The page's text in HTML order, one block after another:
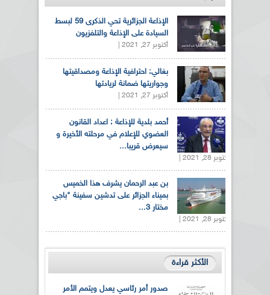
الإذاعة الجزائرية تحي الذكرى 59 لبسط
السيادة على الإذاعة والتلفزيون
أكتوبر 27, 2021 |
بغالي: احترافية الإذاعة ومصداقيتها
وجواريتها ضمانة لريادتها
أكتوبر 27, 2021 |
أحمد بلدية للإذاعة : اعداد القانون
العضوي للإعلام في مرحلته الأخيرة و
سيعرض قريبا...
أكتوبر 28, 2021 |
بن عبد الرحمان يشرف هذا الخميس
بميناء الجزائر على تدشين سفينة "باجي
مختار 3...
أكتوبر 28, 2021 |
الأكثر قراءة
صدور أمر رئاسي يعدل ويتمم الأمر